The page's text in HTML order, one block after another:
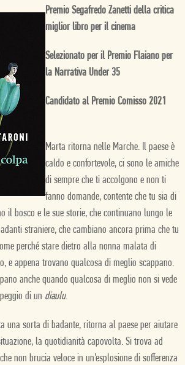
Premio Segafredo Zanetti della critica
miglior libro per il cinema
Selezionato per il Premio Flaiano per
la Narrativa Under 35
Candidato al Premio Comisso 2021
Marta ritorna nelle Marche. Il paese è
caldo e confortevole, ci sono le amiche
di sempre che ti accolgono e non ti
fanno domande, contente che tu sia di
il bosco e le sue storie, che continuano lungo le
straniere, che cambiano ancora prima che tu
perché stare dietro alla nonna malata di
e appena trovano qualcosa di meglio scappano.
anche quando qualcosa di meglio non si vede
di un diaulu.
una sorta di badante, ritorna al paese per aiutare
la quotidianità capovolta. Si trova ad
non brucia veloce in un’esplosione di sofferenza